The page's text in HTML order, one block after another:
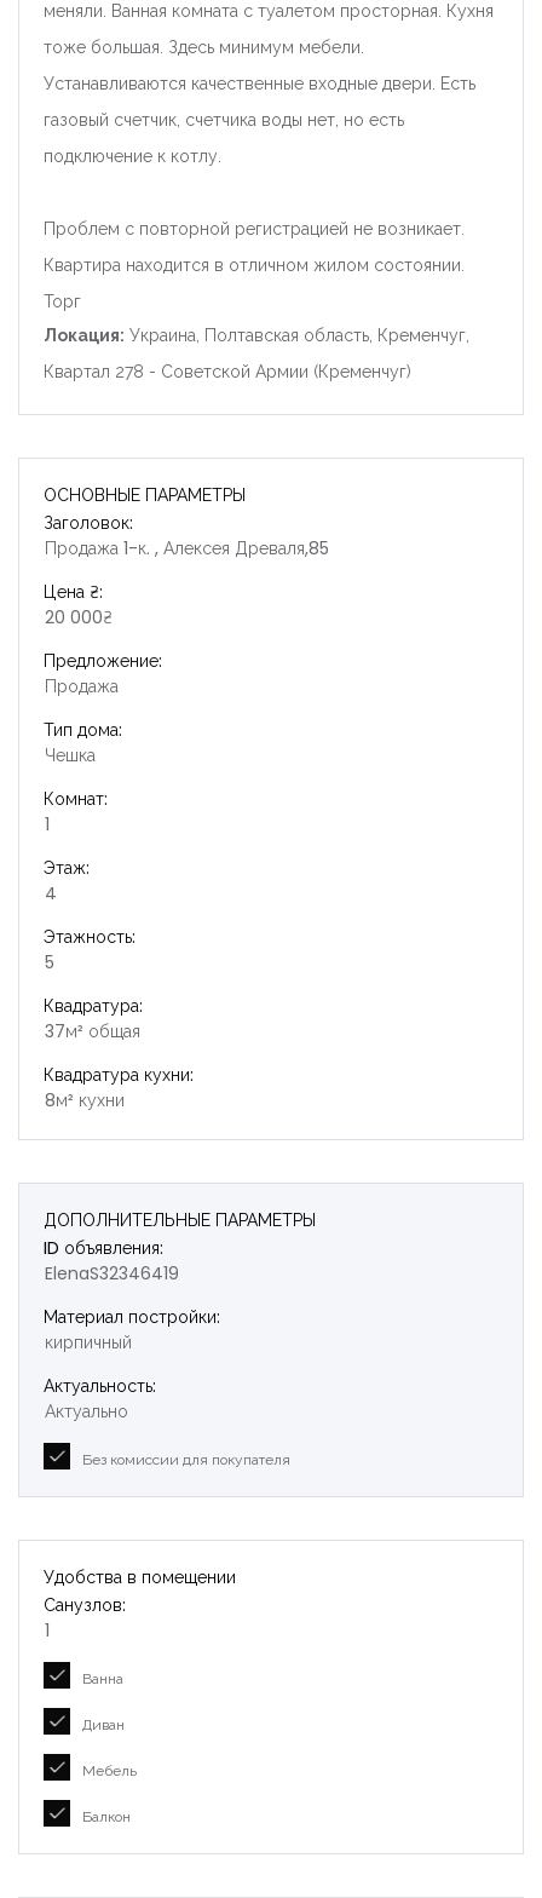
меняли. Ванная комната с туалетом просторная. Кухня
тоже большая. Здесь минимум мебели.
Устанавливаются качественные входные двери. Есть
газовый счетчик, счетчика воды нет, но есть
подключение к котлу.
Проблем с повторной регистрацией не возникает.
Квартира находится в отличном жилом состоянии.
Торг
Локация: Украина, Полтавская область, Кременчуг,
Квартал 278 - Советской Армии (Кременчуг)
ОСНОВНЫЕ ПАРАМЕТРЫ
Заголовок:
Продажа 1-к. , Алексея Древаля,85
Цена ₴:
20 000₴
Предложение:
Продажа
Тип дома:
Чешка
Комнат:
1
Этаж:
4
Этажность:
5
Квадратура:
37м² общая
Квадратура кухни:
8м² кухни
ДОПОЛНИТЕЛЬНЫЕ ПАРАМЕТРЫ
ID объявления:
ElenaS32346419
Материал постройки:
кирпичный
Актуальность:
Актуально
Без комиссии для покупателя
Удобства в помещении
Санузлов:
1
Ванна
Диван
Мебель
Балкон